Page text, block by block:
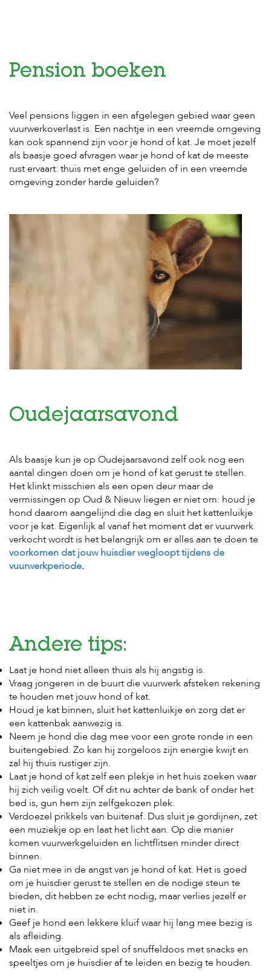
B
l
W
i
n
k
e
l
W
e
h
o
p
K
l
n
v
i
Pension boeken
Veel pensions liggen in een afgelegen gebied waar geen
vuurwerkoverlast is. Een nachtje in een vreemde omgeving
kan ook spannend zijn voor je hond of kat. Je moet jezelf
als baasje goed afvragen waar je hond of kat de meeste
rust ervaart: thuis met enge geluiden of in een vreemde
omgeving zonder harde geluiden?
Oudejaarsavond
Als baasje kun je op Oudejaarsavond zelf ook nog een
aantal dingen doen om je hond of kat gerust te stellen.
Het klinkt misschien als een open deur maar de
vermissingen op Oud & Nieuw liegen er niet om: houd je
hond daarom aangelijnd die dag en sluit het kattenluikje
voor je kat. Eigenlijk al vanaf het moment dat er vuurwerk
verkocht wordt is het belangrijk om er alles aan te doen te
voorkomen dat jouw huisdier wegloopt tijdens de
vuurwerkperiode.
Andere tips:
Laat je hond niet alleen thuis als hij angstig is.
Vraag jongeren in de buurt die vuurwerk afsteken rekening
te houden met jouw hond of kat.
Houd je kat binnen, sluit het kattenluikje en zorg dat er
een kattenbak aanwezig is.
Neem je hond die dag mee voor een grote ronde in een
buitengebied. Zo kan hij zorgeloos zijn energie kwijt en
zal hij thuis rustiger zijn.
Laat je hond of kat zelf een plekje in het huis zoeken waar
hij zich veilig voelt. Of dit nu achter de bank of onder het
bed is, gun hem zijn zelfgekozen plek.
Verdoezel prikkels van buitenaf. Dus sluit je gordijnen, zet
een muziekje op en laat het licht aan. Op die manier
komen vuurwerkgeluiden en lichtflitsen minder direct
binnen.
Ga niet mee in de angst van je hond of kat. Het is goed
om je huisdier gerust te stellen en de nodige steun te
bieden, dit hebben ze echt nodig, maar verlies jezelf er
niet in.
Geef je hond een lekkere kluif waar hij lang mee bezig is
als afleiding.
Maak een uitgebreid spel of snuffeldoos met snacks en
speeltjes om je huisdier af te leiden en bezig te houden.